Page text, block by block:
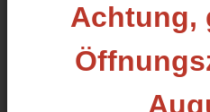
Achtung,